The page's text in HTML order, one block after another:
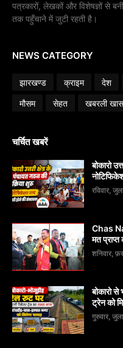
पत्रकारों, लेखकों और विशेषज्ञों से
तक पहुँचाने में जुटी रहती है।
NEWS CATEGORY
झारखण्ड क्राइम देश
मौसम
सेहत खबरली खास
चर्चित खबरें
बोकारो
रविवार,
Chas
मत
शनिवार,
बोकारो
ट्रेन को
गुरुवार,